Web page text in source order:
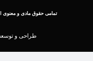
تمامی حقوق مادی و معنوی
طراحی و